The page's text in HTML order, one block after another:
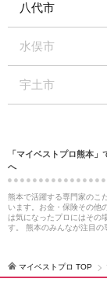
八代市
水俣市
宇土市
「マイベストプロ熊本
へ
熊本で活躍する専門家のこ
います。お金・保険その他
は気になったプロにはその
す。 熊本のみんなが注目の
マイベストプロ TOP